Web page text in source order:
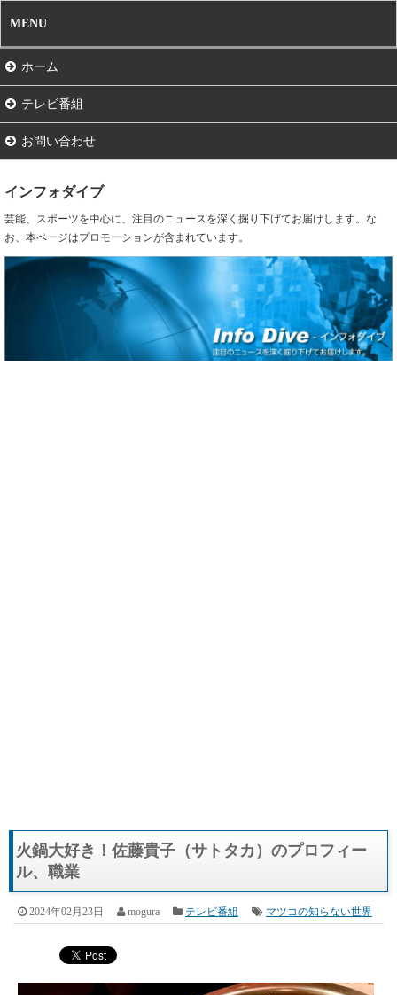
MENU
ホーム
テレビ番組
お問い合わせ
インフォダイブ
芸能、スポーツを中心に、注目のニュースを深く掘り下げてお届けします。な
お、本ページはプロモーションが含まれています。
火鍋大好き！佐藤貴子（サトタカ）のプロフィー
ル、職業
2024年02月23日 mogura テレビ番組 マツコの知らない世界